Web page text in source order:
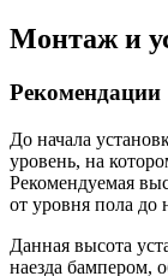
Монтаж и
Рекомендации
До начала
уровень, на
Рекомендуемая
от уровня пола до
Данная высота
наезда бампером,